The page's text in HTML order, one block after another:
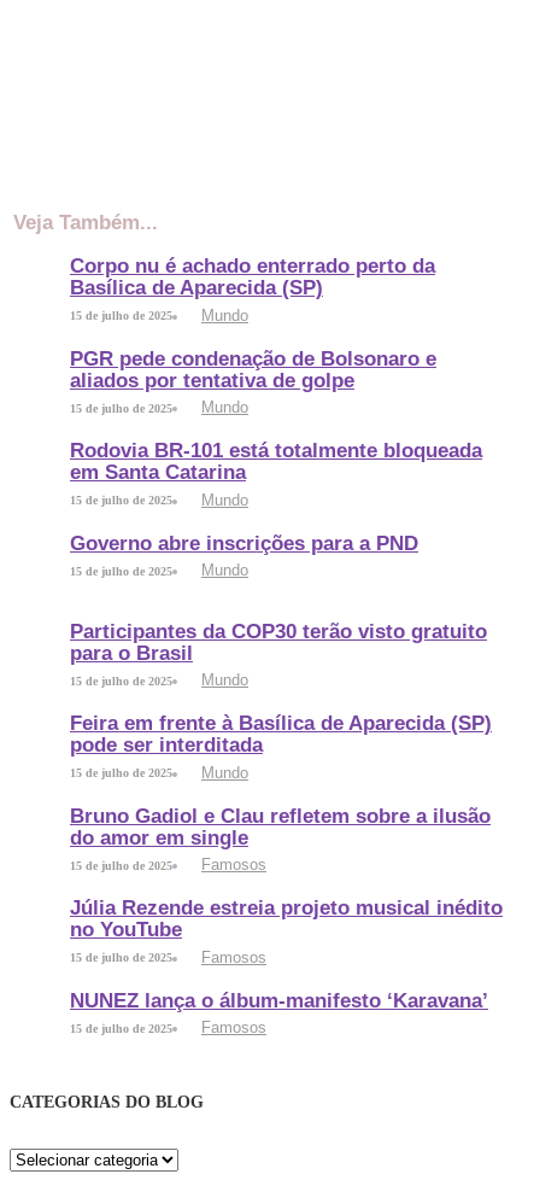
Veja Também...
Corpo nu é achado enterrado perto da
Basílica de Aparecida (SP)
15 de julho de 2025 Mundo
PGR pede condenação de Bolsonaro e
aliados por tentativa de golpe
15 de julho de 2025 Mundo
Rodovia BR-101 está totalmente bloqueada
em Santa Catarina
15 de julho de 2025 Mundo
Governo abre inscrições para a PND
15 de julho de 2025 Mundo
Participantes da COP30 terão visto gratuito
para o Brasil
15 de julho de 2025 Mundo
Feira em frente à Basílica de Aparecida (SP)
pode ser interditada
15 de julho de 2025 Mundo
Bruno Gadiol e Clau refletem sobre a ilusão
do amor em single
15 de julho de 2025 Famosos
Júlia Rezende estreia projeto musical inédito
no YouTube
15 de julho de 2025 Famosos
NUNEZ lança o álbum-manifesto ‘Karavana’
15 de julho de 2025 Famosos
CATEGORIAS DO BLOG
Categorias